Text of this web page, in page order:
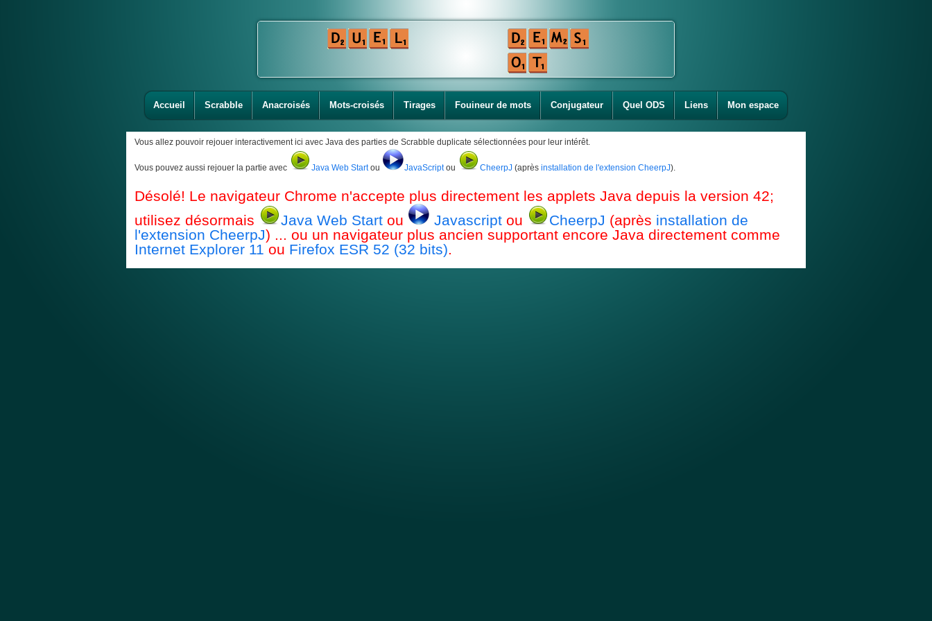
Accueil Scrabble Anacroisés Mots-croisés Tirages Fouineur de mots Conjugateur Quel ODS Liens Mon espace
Vous allez pouvoir rejouer interactivement ici avec Java des parties de Scrabble duplicate sélectionnées pour leur intérêt.
Vous pouvez aussi rejouer la partie avec Java Web Startou JavaScriptou CheerpJ (après installation de l'extension CheerpJ).
Désolé! Le navigateur Chrome n'accepte plus directement les applets Java depuis la version 42;
utilisez désormais
Java Web Start ou Javascript ou CheerpJ (après installation de
l'extension CheerpJ) ... ou un navigateur plus ancien supportant encore Java directement comme
Internet Explorer 11 ou Firefox ESR 52 (32 bits).